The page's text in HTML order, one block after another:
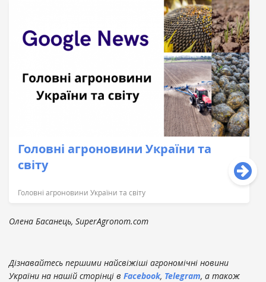
Головні агроновини України та
світу
Головні агроновини України та світу
Олена Басанець, SuperAgronom.com
Дізнавайтесь першими найсвіжіші агрономічні новини
України на нашій сторінці в Facebook, Telegram, а також